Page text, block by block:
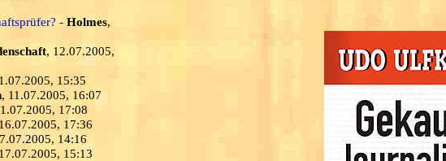
- Holmes,
, 12.07.2005,
15:35
, 11.07.2005, 16:07
17:08
17:36
14:16
15:13